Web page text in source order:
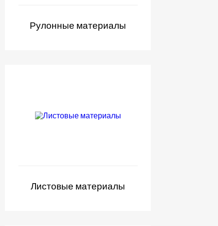
Рулонные материалы
Листовые материалы